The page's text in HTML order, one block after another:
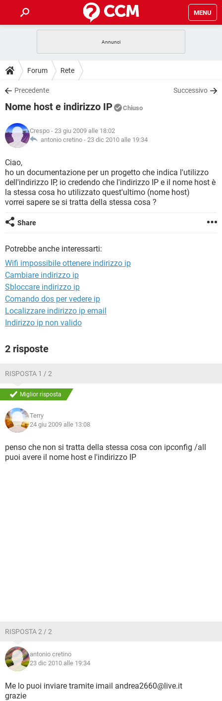
MENU
INTRATTENIMENTO
iOS
INSTAGRAM WHATSAPP
TIKTOK
HARDWARE
GUIDE
COVID-19
INSTAGRAM
TIKTOK
HARDWARE
DOWNLOAD
COVID-19 GAMING
INTRATTENIMENTO
iOS WINDOWS 10
INSTAGRAM
TIKTOK FACEBOOK
HARDWARE
COVID-19
INTRATTENIMENTO
iOS
INSTAGRAM WHATSAPP
TIKTOK FACEBOOK
HARDWARE
GLOSSARIO
COVID-19
INTRATTENIMENTO ANDROID
iOS WINDOWS 10
INSTAGRAM
TIKTOK
Forum Rete
Precedente Successivo
Nome host e indirizzo IP Chiuso
Crespo - 23 giu 2009 alle 18:02
antonio cretino - 23 dic 2010 alle 19:34
Ciao,
ho un documentazione per un progetto che indica l'utilizzo
dell'indirizzo IP, io credendo che l'indirizzo IP e il nome host è
la stessa cosa ho utilizzato quest'ultimo (nome host)
vorrei sapere se si tratta della stessa cosa ?
Share
Potrebbe anche interessarti:
Wifi impossibile ottenere indirizzo ip
Cambiare indirizzo ip
Sbloccare indirizzo ip
Comando dos per vedere ip
Localizzare indirizzo ip email
Indirizzo ip non valido
2 risposte
RISPOSTA 1 / 2
Miglior risposta
Terry
24 giu 2009 alle 13:08
penso che non si tratta della stessa cosa con ipconfig /all
puoi avere il nome host e l'indirizzo IP
RISPOSTA 2 / 2
antonio cretino
23 dic 2010 alle 19:34
Me lo puoi inviare tramite imail andrea2660@live.it
grazie